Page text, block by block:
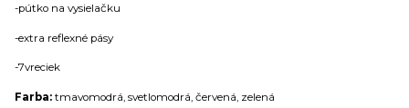
-pútko na vysielačku
-extra reflexné pásy
-7vreciek
Farba: tmavomodrá, svetlomodrá, červená, zelená